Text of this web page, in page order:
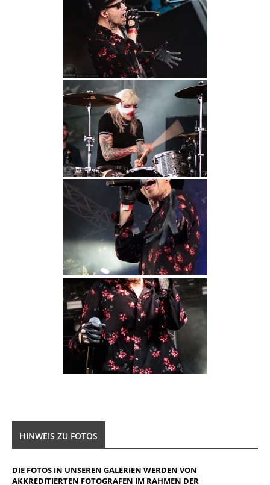
HINWEIS ZU FOTOS
DIE FOTOS IN UNSEREN GALERIEN WERDEN VON
AKKREDITIERTEN FOTOGRAFEN IM RAHMEN DER